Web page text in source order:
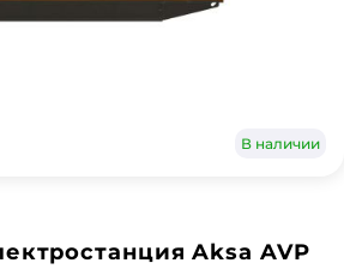
В наличии
Aksa AVP